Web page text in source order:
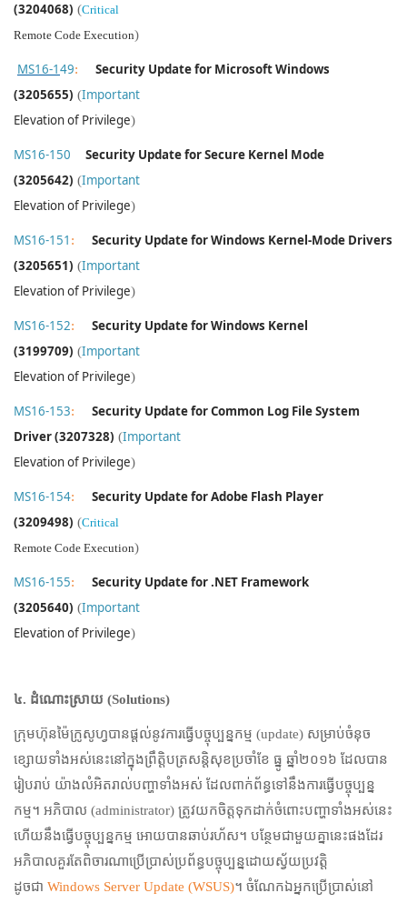
(3204068) (Critical
Remote Code Execution)
MS16-149:
Security Update for Microsoft Windows
(3205655) (Important
Elevation of Privilege)
MS16-150
Security Update for Secure Kernel Mode
(3205642) (Important
Elevation of Privilege)
MS16-151 :
Security Update for Windows Kernel-Mode Drivers
(3205651) (Important
Elevation of Privilege)
MS16-152:
Security Update for Windows Kernel
(3199709) (Important
Elevation of Privilege)
MS16-153:
Security Update for Common Log File System
Driver (3207328) (Important
Elevation of Privilege)
MS16-154:
Security Update for Adobe Flash Player
(3209498) (Critical
Remote Code Execution)
MS16-155:
Security Update for .NET Framework
(3205640) (Important
Elevation of Privilege)
៤. ដំណោះស្រាយ (Solutions)
ក្រុមហ៊ុនម៉ៃក្រូសូហ្វបានផ្តល់នូវការធ្វើបច្ចុប្បន្នកម្ម (update) សម្រាប់ចំនុច
ខ្សោយទាំងអស់នេះនៅក្នុងព្រឹត្តិបត្រសន្តិសុខប្រចាំខែ ធ្នូ ឆ្នាំ២០១៦ ដែលបាន
រៀបរាប់ យ៉ាងលំអិតរាល់បញ្ហាទាំងអស់ ដែលពាក់ព័ន្ធទៅនឹងការធ្វើបច្ចុប្បន្ន
កម្ម។ អភិបាល (administrator) ត្រូវយកចិត្តទុកដាក់ចំពោះបញ្ហាទាំងអស់នេះ
ហើយនឹងធ្វើបច្ចុប្បន្នកម្ម អោយបានឆាប់រហ័ស។ បន្ថែមជាមួយគ្នានេះផងដែរ
អភិបាលគួរតែពិចារណាប្រើប្រាស់ប្រព័ន្ធបច្ចុប្បន្នដោយស័្វយប្រវត្តិ
ដូចជា Windows Server Update (WSUS)។ ចំណែកឯអ្នកប្រើប្រាស់នៅ